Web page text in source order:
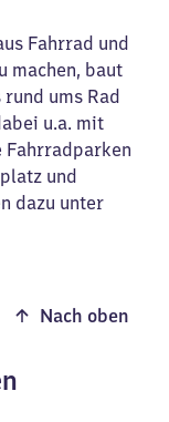
Fahrrad und
machen, baut
ums Rad
u.a. mit
und
dazu unter
Nach oben